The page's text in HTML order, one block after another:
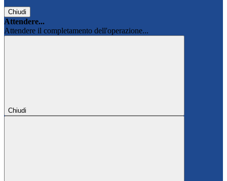
Chiudi
Attendere...
Attendere il completamento dell'operazione...
Chiudi